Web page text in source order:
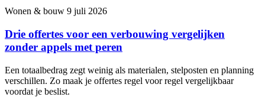
Wonen & bouw 9 juli 2026
Drie offertes voor een verbouwing vergelijken
zonder appels met peren
Een totaalbedrag zegt weinig als materialen, stelposten en planning
verschillen. Zo maak je offertes regel voor regel vergelijkbaar
voordat je beslist.